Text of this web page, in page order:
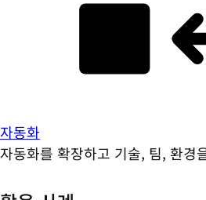
자동화
자동화를 확장하고 기술, 팀, 환경